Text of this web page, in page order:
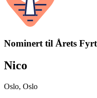
Nominert til Årets
Nico
Oslo, Oslo